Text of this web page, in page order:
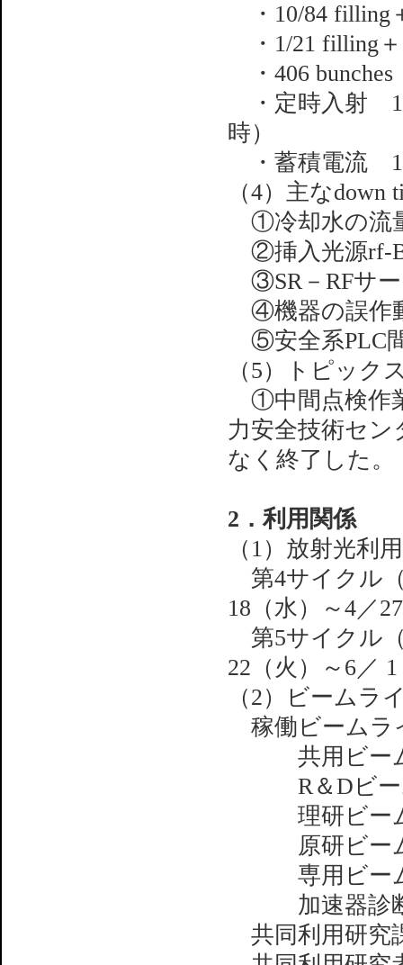
・10/84 filling
・1/21 filling＋
・406 bunches
・定時入射 1
時）
・蓄積電流 1
（4）主なdown
①冷却水の流
②挿入光源rf-
③SR－RFサ
④機器の誤作
⑤安全系PLC
（5）トピック
①中間点検作
力安全技術セ
なく終了した。
2．利用関係
（1）放射光利
第4サイクル
18（水）～4／
第5サイクル
22（火）～6／
（2）ビームラ
稼働ビームラ
共用ビー
R＆Dビ
理研ビー
原研ビー
専用ビー
加速器診断
共同利用